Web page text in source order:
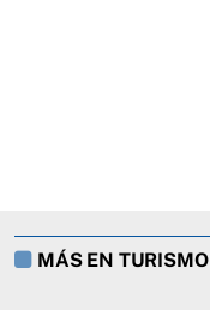
MÁS EN TURISMO